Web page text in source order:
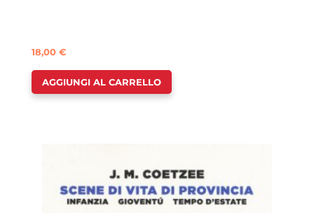
18,00€
AGGIUNGI AL CARRELLO